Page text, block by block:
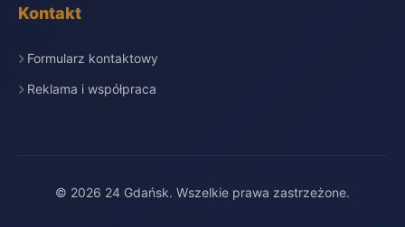
Kontakt
Formularz kontaktowy
Reklama i współpraca
© 2026 24 Gdańsk. Wszelkie prawa zastrzeżone.